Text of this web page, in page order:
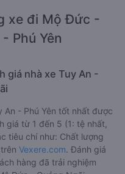
xe đi Mộ Đức -
Phú Yên
giá nhà xe Tuy An -
- Phú Yên tốt nhất được
giá từ 1 đến 5 (1: tệ nhất,
tiêu chí như: Chất lượng
Vexere.com. Đánh giá
hàng đã trải nghiệm